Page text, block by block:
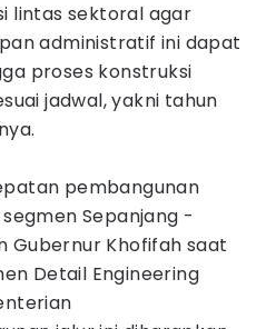
lintas sektoral agar
administratif ini dapat
proses konstruksi
jadwal, yakni tahun
pembangunan
Sepanjang -
Gubernur Khofifah saat
Detail Engineering